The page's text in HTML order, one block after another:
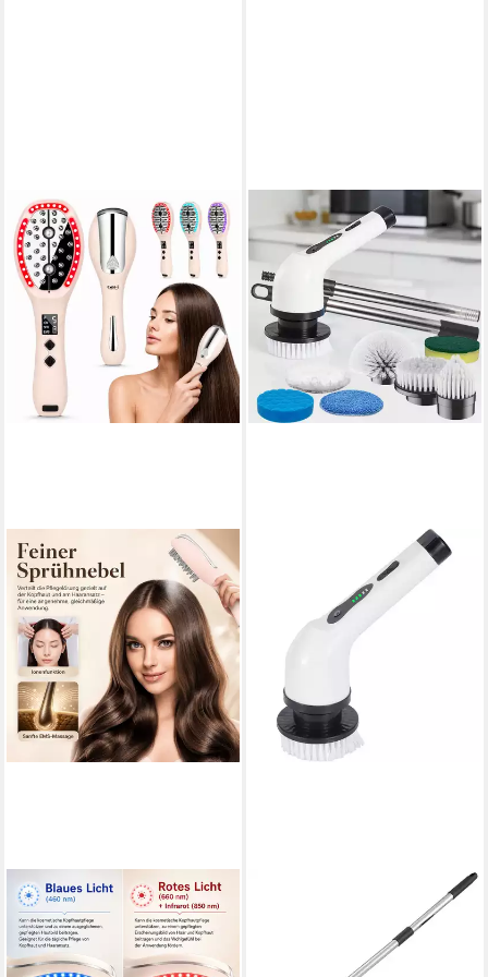
COOL-I ®
Elektrohaarbürste 5-in-1
Kopfhautpflegebürste-ideal
zur ergänzenden
Elektro-Oberflächenbürste
Reinigungsbürste mit 9-